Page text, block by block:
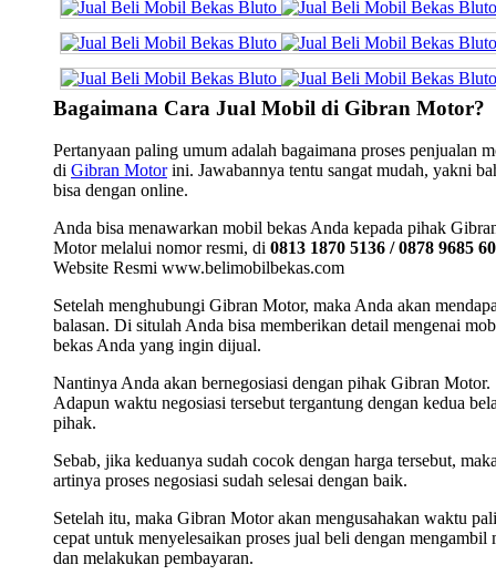
Bagaimana Cara Jual Mobil di Gibran Motor?
Pertanyaan paling umum adalah bagaimana proses penjualan
di Gibran Motorini. Jawabannya tentu sangat mudah, yakni
bisa dengan online.
Anda bisa menawarkan mobil bekas Anda kepada pihak
Motor melalui nomor resmi, di 0813 1870 5136 / 0878 9685
Website Resmi www.belimobilbekas.com
Setelah menghubungi Gibran Motor, maka Anda akan
balasan. Di situlah Anda bisa memberikan detail mengenai
bekas Anda yang ingin dijual.
Nantinya Anda akan bernegosiasi dengan pihak Gibran Motor.
Adapun waktu negosiasi tersebut tergantung dengan kedua
pihak.
Sebab, jika keduanya sudah cocok dengan harga tersebut,
artinya proses negosiasi sudah selesai dengan baik.
Setelah itu, maka Gibran Motor akan mengusahakan waktu
cepat untuk menyelesaikan proses jual beli dengan mengambil
dan melakukan pembayaran.